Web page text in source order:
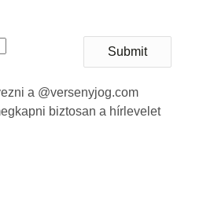
Submit
a @versenyjog.com
biztosan a hírlevelet